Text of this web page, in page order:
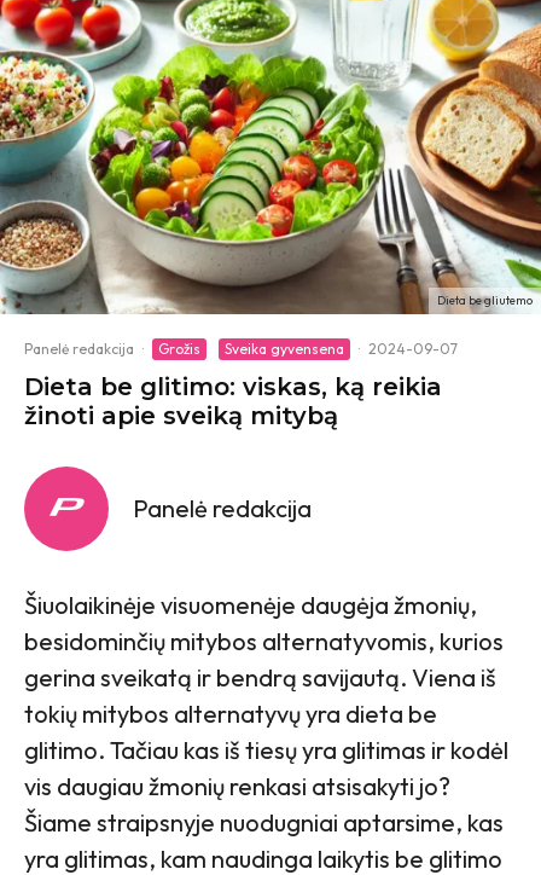
Dieta be gliutemo
Panelė redakcija · Grožis Sveika gyvensena · 2024-09-07
Dieta be glitimo: viskas, ką reikia
žinoti apie sveiką mitybą
Panelė redakcija
Šiuolaikinėje visuomenėje daugėja žmonių,
besidominčių mitybos alternatyvomis, kurios
gerina sveikatą ir bendrą savijautą. Viena iš
tokių mitybos alternatyvų yra dieta be
glitimo. Tačiau kas iš tiesų yra glitimas ir kodėl
vis daugiau žmonių renkasi atsisakyti jo?
Šiame straipsnyje nuodugniai aptarsime, kas
yra glitimas, kam naudinga laikytis be glitimo